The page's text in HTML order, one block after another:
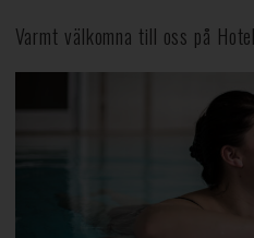
Varmt välkomna till oss på